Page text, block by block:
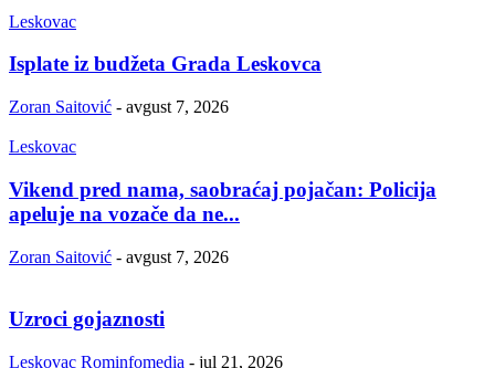
Leskovac
Isplate iz budžeta Grada Leskovca
Zoran Saitović - avgust 7, 2026
Leskovac
Vikend pred nama, saobraćaj pojačan: Policija
apeluje na vozače da ne...
Zoran Saitović - avgust 7, 2026
Uzroci gojaznosti
Leskovac Rominfomedia - jul 21, 2026